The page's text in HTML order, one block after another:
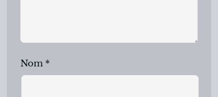
Nom *